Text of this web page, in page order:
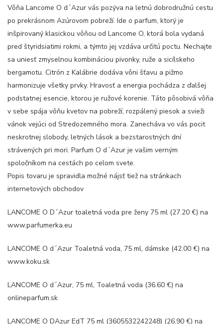
Vôňa Lancome O d´Azur vás pozýva na letnú dobrodružnú cestu
po prekrásnom Azúrovom pobreží. Ide o parfum, ktorý je
inšpirovaný klasickou vôňou od Lancome O, ktorá bola vydaná
pred štyridsiatimi rokmi, a týmto jej vzdáva určitú poctu. Nechajte
sa uniesť zmyselnou kombináciou pivonky, ruže a sicílskeho
bergamotu. Citrón z Kalábrie dodáva vôni šťavu a pižmo
harmonizuje všetky prvky. Hravosť a energia pochádza z ďalšej
podstatnej esencie, ktorou je ružové korenie. Táto pôsobivá vôňa
v sebe spája vôňu kvetov na pobreží, rozpálený piesok a svieži
vánok vejúci od Stredozemného mora. Zanecháva vo vás pocit
neskrotnej slobody, letných lások a bezstarostných dní
strávených pri mori. Parfum O d´Azur je vašim verným
spoločníkom na cestách po celom svete.
Popis tovaru je spravidla možné nájsť tiež na stránkach
internetových obchodov
LANCOME O D´Azur toaletná voda pre ženy 75 ml (27.20 €) na
www.parfumerka.eu
LANCOME O d´Azur Toaletná voda, 75 ml, dámske (42.00 €) na
www.koku.sk
LANCOME O d´Azur, 75 ml, Toaletná voda (36.60 €) na
onlineparfum.sk
LANCOME O DAzur EdT 75 ml (3605532242248) (26.90 €) na